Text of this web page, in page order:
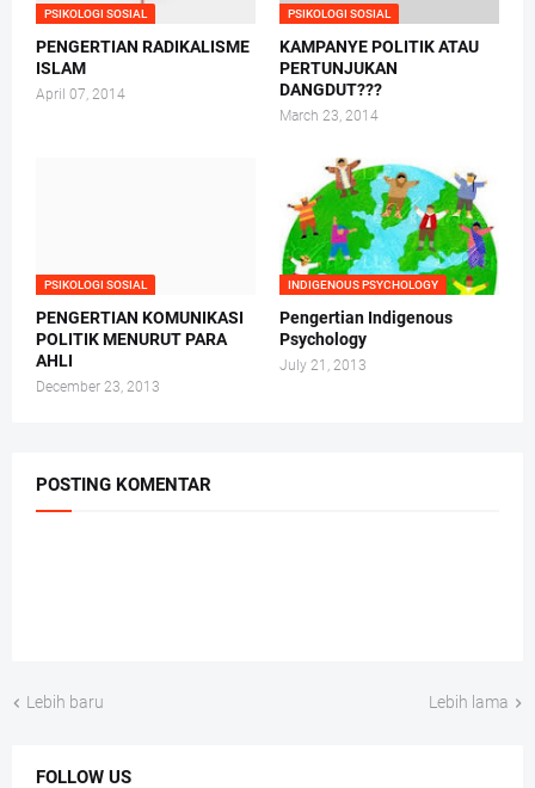
PSIKOLOGI SOSIAL
PENGERTIAN RADIKALISME
ISLAM
April 07, 2014
PSIKOLOGI SOSIAL
KAMPANYE POLITIK ATAU
PERTUNJUKAN
DANGDUT???
March 23, 2014
PSIKOLOGI SOSIAL
PENGERTIAN KOMUNIKASI
POLITIK MENURUT PARA
AHLI
December 23, 2013
INDIGENOUS PSYCHOLOGY
Pengertian Indigenous
Psychology
July 21, 2013
POSTING KOMENTAR
Lebih baru Lebih lama
FOLLOW US